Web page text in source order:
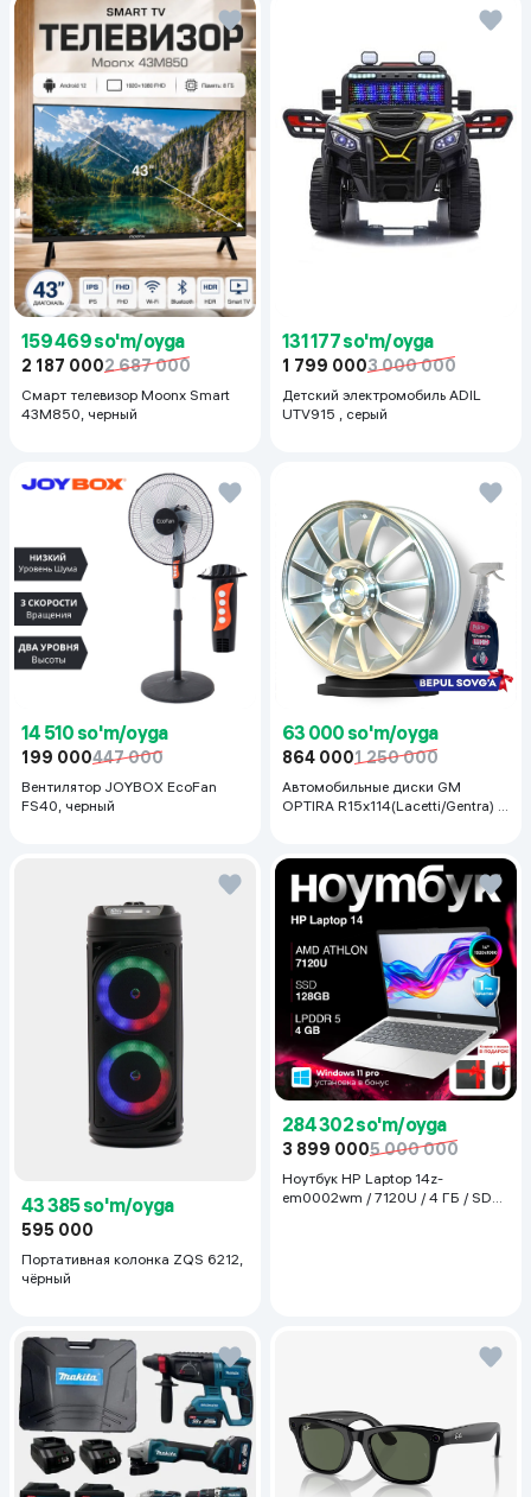
159 469 so'm/oyga
2 187 0002 687 000
Смарт телевизор Moonx Smart
43M850, черный
131 177 so'm/oyga
1 799 0003 000 000
Детский электромобиль ADIL
UTV915 , серый
14 510 so'm/oyga
199 000447 000
Вентилятор JOYBOX EcoFan
FS40, черный
63 000 so'm/oyga
864 0001 250 000
Автомобильные диски GM
OPTIRA R15x114(Lacetti/Gentra) 1
43 385 so'm/oyga
595 000
Портативная колонка ZQS 6212,
чёрный
284 302 so'm/oyga
3 899 0005 000 000
Ноутбук HP Laptop 14z-
em0002wm / 7120U / 4 ГБ / SDD